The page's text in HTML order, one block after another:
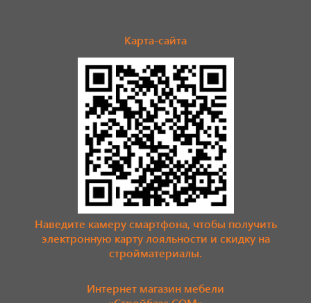
Карта-сайта
Наведите камеру смартфона, чтобы получить
электронную карту лояльности и скидку на
стройматериалы.
Интернет магазин мебели